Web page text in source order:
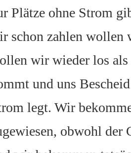
Plätze ohne Strom
schon zahlen wollen
wir wieder los
und uns
legt. Wir
obwohl der